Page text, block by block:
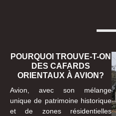
POURQUOI TROUVE-T-ON
DES CAFARDS
ORIENTAUX À AVION?
Avion, avec son mélange
unique de patrimoine historique
et de zones résidentielles